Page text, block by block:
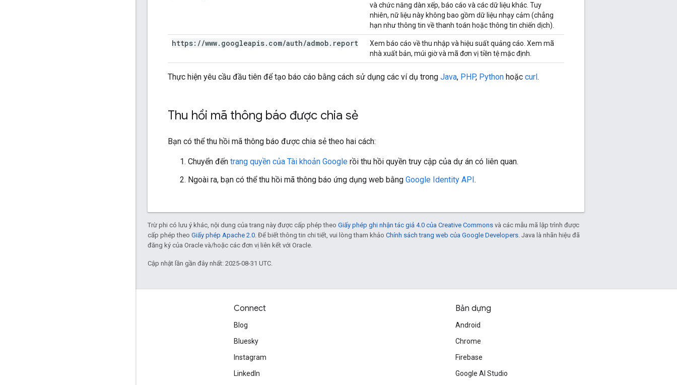
và chức năng dàn xếp, báo cáo và các dữ liệu khác. Tuy
nhiên, nữ liệu này không bao gồm dữ liệu nhạy cảm (chẳng
hạn như thông tin về thanh toán hoặc thông tin chiến dịch).
https: //www. googleapis. com/auth/admob. report
Xem báo cáo về thu nhập và hiệu suất quảng cáo. Xem mã
nhà xuất bản, múi giờ và mã đơn vị tiền tệ mặc định.
Thực hiện yêu cầu đầu tiên để tạo báo cáo bằng cách sử dụng các ví dụ trong Java, PHP, Python hoặc curl.
Thu hồi mã thông báo được chia sẻ
Bạn có thể thu hồi mã thông báo được chia sẻ theo hai cách:
Chuyển đến trang quyền của Tài khoản Google rồi thu hồi quyền truy cập của dự án có liên quan.
Ngoài ra, bạn có thể thu hồi mã thông báo ứng dụng web bằng Google Identity API.
Trừ phi có lưu ý khác, nội dung của trang này được cấp phép theo Giấy phép ghi nhận tác giả 4.0 của Creative Commons và các mẫu mã lập trình được
cấp phép theo Giấy phép Apache 2.0 . Để biết thông tin chi tiết, vui lòng tham khảo Chính sách trang web của Google Developers . Java là nhãn hiệu đã
đăng ký của Oracle và/hoặc các đơn vị liên kết với Oracle.
Cập nhật lần gần đây nhất: 2025-08-31 UTC.
Connect
Blog
Bluesky
Instagram
LinkedIn
Bản dựng
Android
Chrome
Firebase
Google AI Studio